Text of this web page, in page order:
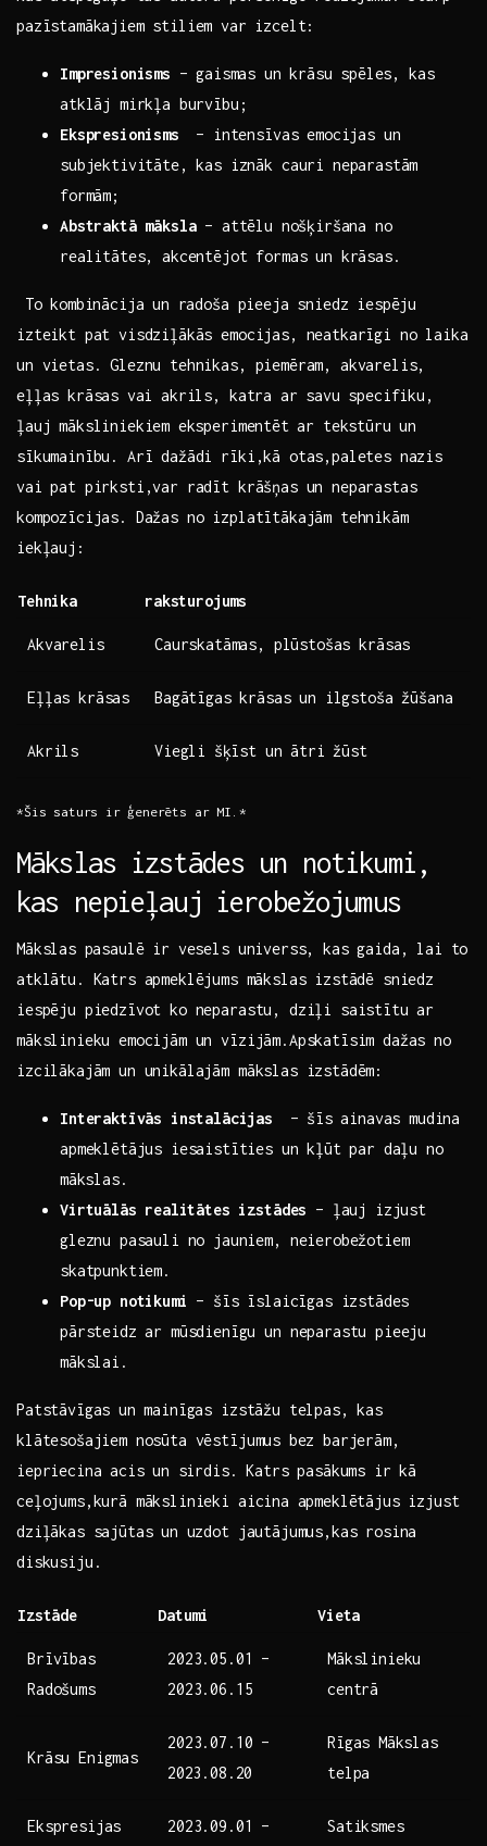
pazīstamākajiem stiliem var⁢ izcelt: ⁢
Impresionisms –⁣ gaismas⁤ un ⁣krāsu‍ spēles,‌ kas‌
atklāj mirkļa burvību;
Ekspresionisms ⁣ – ‌intensīvas emocijas un
subjektivitāte, kas ‍iznāk cauri neparastām
formām;
Abstraktā māksla– attēlu⁣ nošķiršana no
realitātes, akcentējot formas un krāsas.
⁤ To kombinācija un ⁢radoša pieeja ​sniedz iespēju
izteikt ‍pat visdziļākās emocijas, neatkarīgi no ​laika
un vietas. Gleznu tehnikas, piemēram,​ akvarelis,
‍eļļas krāsas ⁢vai akrils, katra ar⁢ savu specifiku,
ļauj māksliniekiem⁣ eksperimentēt ⁤ar ‌tekstūru un
sīkumainību.‌ Arī dažādi rīki,kā otas,paletes ‍nazis‌
vai ‍pat pirksti,var‍ radīt krāšņas un neparastas‍
kompozīcijas. Dažas no​ izplatītākajām tehnikām
iekļauj: ⁢
Tehnika raksturojums
Akvarelis Caurskatāmas, plūstošas krāsas
Eļļas krāsas Bagātīgas krāsas un ilgstoša ​žūšana
Akrils Viegli ⁣šķīst un ātri⁣ žūst
*Šis saturs⁢ ir⁤ ģenerēts ‍ar MI.*
Mākslas izstādes un ‍notikumi,
kas nepieļauj ⁣ierobežojumus
Mākslas ⁤pasaulē ir vesels universs, kas gaida, ⁤lai ‍to
atklātu.‌ Katrs apmeklējums⁢ mākslas izstādē‌ sniedz
iespēju piedzīvot ‌ko ‌neparastu, dziļi saistītu ar⁤
mākslinieku emocijām un ​vīzijām.Apskatīsim dažas no
izcilākajām un unikālajām mākslas izstādēm:
Interaktīvās instalācijas ⁢ – šīs ⁤ainavas mudina
apmeklētājus iesaistīties un ⁤kļūt par daļu no
⁣mākslas.
Virtuālās ⁣realitātes izstādes – ļauj izjust
gleznu pasauli no jauniem, neierobežotiem​
skatpunktiem.
Pop-up notikumi – ⁤šīs īslaicīgas izstādes‍
pārsteidz ar mūsdienīgu un neparastu pieeju
mākslai.
Patstāvīgas un ⁢mainīgas‍ izstāžu telpas, kas‌
klātesošajiem nosūta vēstījumus⁣ bez barjerām,
iepriecina ⁣acis⁣ un sirdis. Katrs pasākums⁣ ir​ kā
ceļojums,kurā mākslinieki aicina ⁢apmeklētājus izjust
dziļākas sajūtas⁤ un uzdot jautājumus,kas rosina
diskusiju.
Izstāde Datumi Vieta
Brīvības
Radošums
2023.05.01 – ​
2023.06.15
Mākslinieku​
centrā
Krāsu Enigmas
2023.07.10 –
⁤2023.08.20
Rīgas⁢ Mākslas
telpa
Ekspresijas
2023.09.01 –
Satiksmes